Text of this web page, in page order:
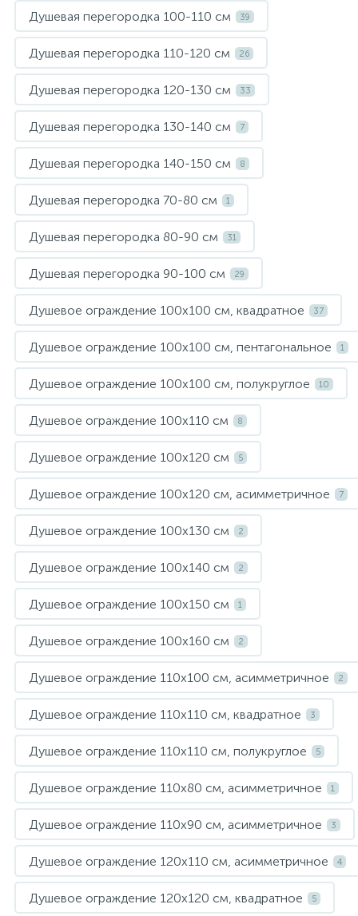
Душевая перегородка 100-110 см 39
Душевая перегородка 110-120 см 26
Душевая перегородка 120-130 см 33
Душевая перегородка 130-140 см 7
Душевая перегородка 140-150 см 8
Душевая перегородка 70-80 см 1
Душевая перегородка 80-90 см 31
Душевая перегородка 90-100 см 29
Душевое ограждение 100х100 см, квадратное 37
Душевое ограждение 100х100 см, пентагональное 1
Душевое ограждение 100х100 см, полукруглое 10
Душевое ограждение 100х110 см 8
Душевое ограждение 100х120 см 5
Душевое ограждение 100х120 см, асимметричное 7
Душевое ограждение 100х130 см 2
Душевое ограждение 100х140 см 2
Душевое ограждение 100х150 см 1
Душевое ограждение 100х160 см 2
Душевое ограждение 110х100 см, асимметричное 2
Душевое ограждение 110х110 см, квадратное 3
Душевое ограждение 110х110 см, полукруглое 5
Душевое ограждение 110х80 см, асимметричное 1
Душевое ограждение 110х90 см, асимметричное 3
Душевое ограждение 120х110 см, асимметричное 4
Душевое ограждение 120х120 см, квадратное 5